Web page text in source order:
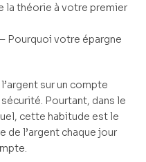
la théorie à votre premier
Pourquoi votre épargne
sur un compte
Pourtant, dans le
cette habitude est le
de l’argent chaque jour